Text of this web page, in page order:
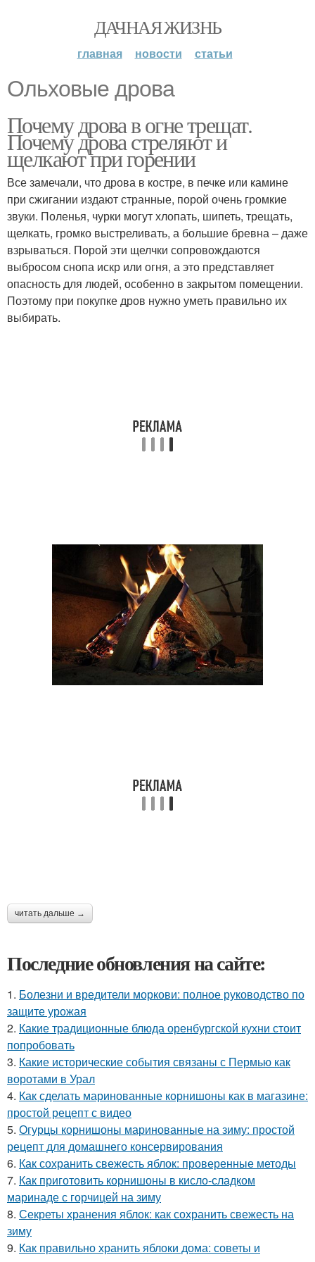
ДАЧНАЯ ЖИЗНЬ
главная новости статьи
Ольховые дрова
Почему дрова в огне трещат.
Почему дрова стреляют и
щелкают при горении
Все замечали, что дрова в костре, в печке или камине
при сжигании издают странные, порой очень громкие
звуки. Поленья, чурки могут хлопать, шипеть, трещать,
щелкать, громко выстреливать, а большие бревна – даже
взрываться. Порой эти щелчки сопровождаются
выбросом снопа искр или огня, а это представляет
опасность для людей, особенно в закрытом помещении.
Поэтому при покупке дров нужно уметь правильно их
выбирать.
читать дальше →
Последние обновления на сайте:
1. Болезни и вредители моркови: полное руководство по
защите урожая
2. Какие традиционные блюда оренбургской кухни стоит
попробовать
3. Какие исторические события связаны с Пермью как
воротами в Урал
4. Как сделать маринованные корнишоны как в магазине:
простой рецепт с видео
5. Огурцы корнишоны маринованные на зиму: простой
рецепт для домашнего консервирования
6. Как сохранить свежесть яблок: проверенные методы
7. Как приготовить корнишоны в кисло-сладком
маринаде с горчицей на зиму
8. Секреты хранения яблок: как сохранить свежесть на
зиму
9. Как правильно хранить яблоки дома: советы и